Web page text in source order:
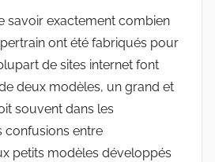
savoir exactement combien
ont été fabriqués pour
de sites internet font
deux modèles, un grand et
souvent dans les
confusions entre
petits modèles développés